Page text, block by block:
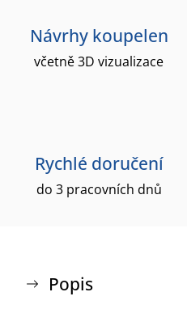
Návrhy koupelen
včetně 3D vizualizace
Rychlé doručení
do 3 pracovních dnů
Popis